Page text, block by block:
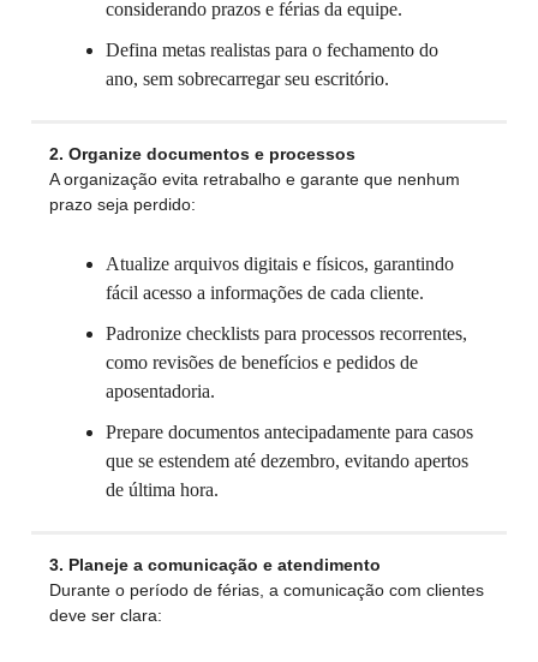
considerando prazos e férias da equipe.
Defina metas realistas para o fechamento do
ano, sem sobrecarregar seu escritório.
2. Organize documentos e processos
A organização evita retrabalho e garante que nenhum
prazo seja perdido:
Atualize arquivos digitais e físicos, garantindo
fácil acesso a informações de cada cliente.
Padronize checklists para processos recorrentes,
como revisões de benefícios e pedidos de
aposentadoria.
Prepare documentos antecipadamente para casos
que se estendem até dezembro, evitando apertos
de última hora.
3. Planeje a comunicação e atendimento
Durante o período de férias, a comunicação com clientes
deve ser clara: